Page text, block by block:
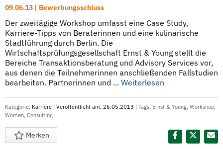
09.06.13 | Bewerbungsschluss
Der zweitägige Workshop umfasst eine Case Study,
Karriere-Tipps von Beraterinnen und eine kulinarische
Stadtführung durch Berlin. Die
Wirtschaftsprüfungsgesellschaft Ernst & Young stellt die
Bereiche Transaktionsberatung und Advisory Services vor,
aus denen die Teilnehmerinnen anschließenden Fallstudien
bearbeiten. Partnerinnen und ... Weiterlesen
Kategorie: Karriere | Veröffentlicht am: 26.05.2013 | Tags: Ernst & Young, Workshop,
Women, Consulting
Merken